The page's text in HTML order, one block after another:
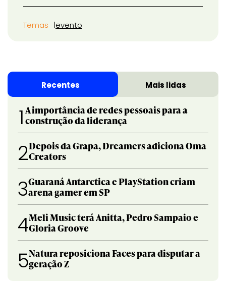
Temas evento
Recentes Mais lidas
1 A importância de redes pessoais para a
construção da liderança
2Depois da Grapa, Dreamers adiciona Oma
Creators
3Guaraná Antarctica e PlayStation criam
arena gamer em SP
4Meli Music terá Anitta, Pedro Sampaio e
Gloria Groove
5Natura reposiciona Faces para disputar a
geração Z